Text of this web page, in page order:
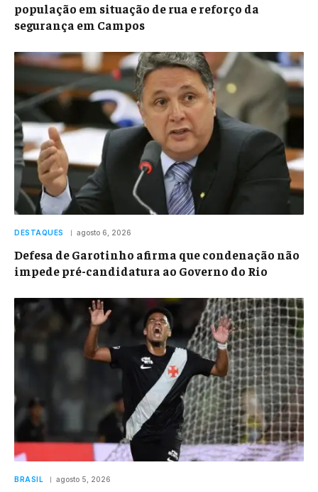
população em situação de rua e reforço da
segurança em Campos
DESTAQUES agosto 6, 2026
Defesa de Garotinho afirma que condenação não
impede pré-candidatura ao Governo do Rio
BRASIL agosto 5, 2026